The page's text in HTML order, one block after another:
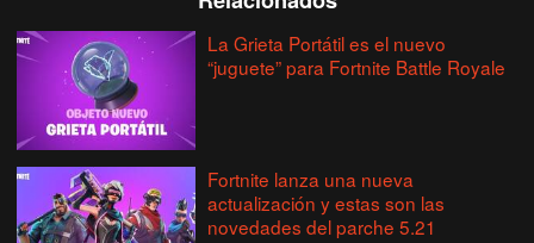
La Grieta Portátil es el nuevo
“juguete” para Fortnite Battle Royale
Fortnite lanza una nueva
actualización y estas son las
novedades del parche 5.21